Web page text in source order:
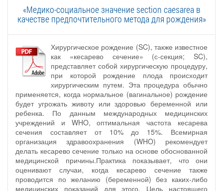
«Медико-социальное значение section caesarea в
качестве предпочтительного метода для рождения»
Хирургическое рождение (SC), также известное
как «кесарево сечение» (с-секция; SC),
представляет собой хирургическую процедуру,
при которой рождение плода происходит
хирургическим путем. Эта процедура обычно
применяется, когда нормальное (вагинальное) рождение
будет угрожать животу или здоровью беременной или
ребенка. По данным международных медицинских
учреждений и WHO, оптимальная частота кесарева
сечения составляет от 10% до 15%. Всемирная
организация здравоохранения (WHO) рекомендует
делать кесарево сечение только на основе обоснованной
медицинской причины.Практика показывает, что они
оценивают случаи, когда кесарево сечение также
проводится по желанию (беременной) без каких-либо
медицинских показаний для этого. Цель настоящего